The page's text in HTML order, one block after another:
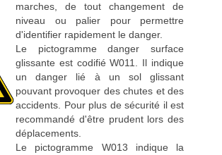
marches, de tout changement de
niveau ou palier pour permettre
d'identifier rapidement le danger.
Le pictogramme danger surface
glissante est codifié W011. Il indique
un danger lié à un sol glissant
pouvant provoquer des chutes et des
accidents. Pour plus de sécurité il est
recommandé d'être prudent lors des
déplacements.
Le pictogramme W013 indique la